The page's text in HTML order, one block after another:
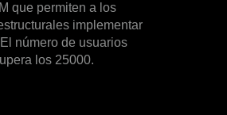
que permiten a los
implementar
número de usuarios
los 25000.